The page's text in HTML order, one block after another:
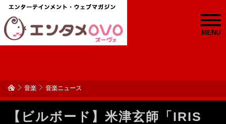
MENU
音楽 音楽ニュース
【ビルボード】米津玄師「IRIS